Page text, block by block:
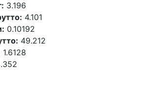
3.196
4.101
0.10192
49.212
1.6128